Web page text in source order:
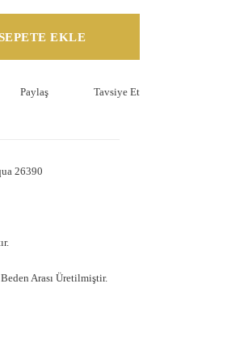
EKLE
Paylaş Tavsiye Et
26390
Arası Üretilmiştir.